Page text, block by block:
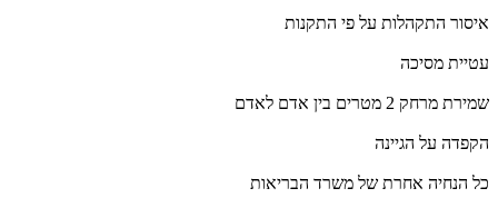
איסור התקהלות על פי התקנות
עטיית מסיכה
שמירת מרחק 2 מטרים בין אדם לאדם
הקפדה על הגיינה
כל הנחיה אחרת של משרד הבריאות